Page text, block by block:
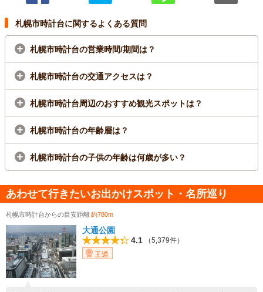
札幌市時計台に関するよくある質問
札幌市時計台の営業時間/期間は？
札幌市時計台の交通アクセスは？
札幌市時計台周辺のおすすめ観光スポットは？
札幌市時計台の年齢層は？
札幌市時計台の子供の年齢は何歳が多い？
あわせて行きたいお出かけスポット・名所巡り
札幌市時計台からの目安距離約780m
大通公園
4.1
（5,379件）
王道